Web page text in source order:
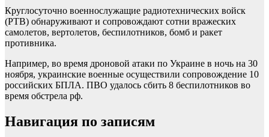
Круглосуточно военнослужащие радиотехнических войск
(РТВ) обнаруживают и сопровождают сотни вражеских
самолетов, вертолетов, беспилотников, бомб и ракет
противника.
Например, во время дроновой атаки по Украине в ночь на 30
ноября, украинские военные осуществили сопровождение 10
российских БПЛА. ПВО удалось сбить 8 беспилотников во
время обстрела рф.
Навигация по записям